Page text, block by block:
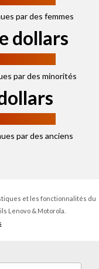
par des femmes
dollars
par des minorités
par des anciens
et les fonctionnalités du
Lenovo & Motorola.